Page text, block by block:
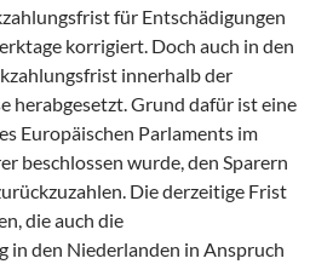
für Entschädigungen
korrigiert. Doch auch in den
innerhalb der
herabgesetzt. Grund dafür ist eine
Europäischen Parlaments im
beschlossen wurde, den Sparern
Die derzeitige Frist
die auch die
in den Niederlanden in Anspruch